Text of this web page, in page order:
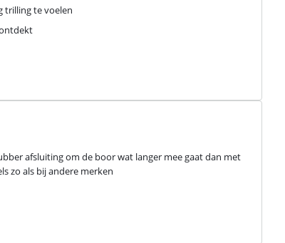
trilling te voelen
afsluiting om de boor wat langer mee gaat dan met
zo als bij andere merken